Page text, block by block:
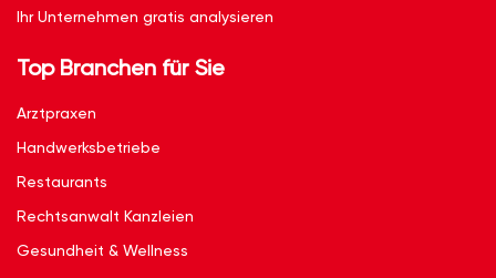
Ihr Unternehmen gratis analysieren
Top Branchen für Sie
Arztpraxen
Handwerksbetriebe
Restaurants
Rechtsanwalt Kanzleien
Gesundheit & Wellness